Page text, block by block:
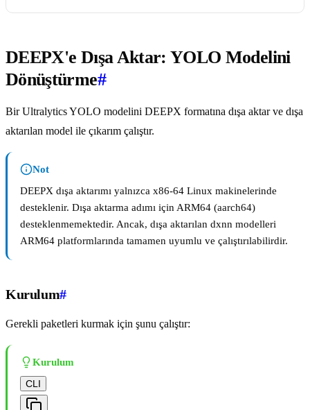
DEEPX'e Dışa Aktar: YOLO Modelini
Dönüştürme#
Bir Ultralytics YOLO modelini DEEPX formatına dışa aktar ve dışa
aktarılan model ile çıkarım çalıştır.
Not
DEEPX dışa aktarımı yalnızca x86-64 Linux makinelerinde
desteklenir. Dışa aktarma adımı için ARM64 (aarch64)
desteklenmemektedir. Ancak, dışa aktarılan dxnn modelleri
ARM64 platformlarında tamamen uyumlu ve çalıştırılabilirdir.
Kurulum#
Gerekli paketleri kurmak için şunu çalıştır:
Kurulum
CLI